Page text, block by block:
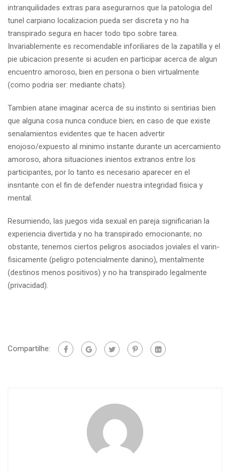
intranquilidades extras para asegurarnos que la patologi­a del
tunel carpiano localizacion pueda ser discreta y no ha
transpirado segura en hacer todo tipo sobre tarea.
Invariablemente es recomendable inforiliares de la zapatilla y el
pie ubicacion presente si acuden en participar acerca de algun
encuentro amoroso, bien en persona o bien virtualmente
(como podri­a ser: mediante chats).
Tambien atane imaginar acerca de su instinto si sentirias bien
que alguna cosa nunca conduce bien; en caso de que existe
senalamientos evidentes que te hacen advertir
enojoso/expuesto al mi­nimo instante durante un acercamiento
amoroso, ahora situaciones inientos extranos entre los
participantes, por lo tanto es necesario aparecer en el
insntante con el fin de defender nuestra integridad fisica y
mental.
Resumiendo, las juegos vida sexual en pareja significarian la
experiencia divertida y no ha transpirado emocionante; no
obstante, tenemos ciertos peligros asociados joviales el varin-
fisicamente (peligro potencialmente danino), mentalmente
(destinos menos positivos) y no ha transpirado legalmente
(privacidad).
Compartilhe: